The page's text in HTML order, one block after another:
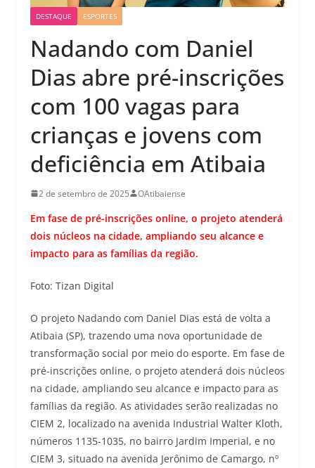
DESTAQUE ESPORTES
Nadando com Daniel
Dias abre pré-inscrições
com 100 vagas para
crianças e jovens com
deficiência em Atibaia
2 de setembro de 2025 OAtibaiense
Em fase de pré-inscrições online, o projeto atenderá
dois núcleos na cidade, ampliando seu alcance e
impacto para as famílias da região.
Foto: Tizan Digital
O projeto Nadando com Daniel Dias está de volta a
Atibaia (SP), trazendo uma nova oportunidade de
transformação social por meio do esporte. Em fase de
pré-inscrições online, o projeto atenderá dois núcleos
na cidade, ampliando seu alcance e impacto para as
famílias da região. As atividades serão realizadas no
CIEM 2, localizado na avenida Industrial Walter Kloth,
números 1135-1035, no bairro Jardim Imperial, e no
CIEM 3, situado na avenida Jerônimo de Camargo, nº